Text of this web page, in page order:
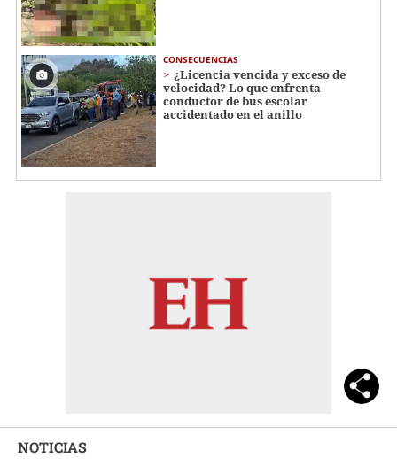
CONSECUENCIAS
¿Licencia vencida y exceso de
velocidad? Lo que enfrenta
conductor de bus escolar
accidentado en el anillo
NOTICIAS